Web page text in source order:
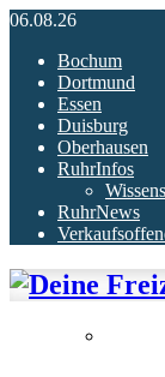
06.08.26
Bochum
Dortmund
Essen
Duisburg
Oberhausen
RuhrInfos
RuhrNews